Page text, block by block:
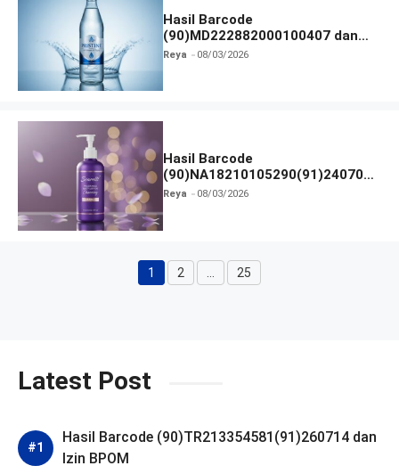
Hasil Barcode
(90)MD222882000100407 dan
Izin BPOM
Reya 08/03/2026
Hasil Barcode
(90)NA18210105290(91)240703
dan Izin BPOM
Reya 08/03/2026
Halaman
1 Halaman
2 Halaman
25
Latest Post
Hasil Barcode (90)TR213354581(91)260714 dan
Izin BPOM